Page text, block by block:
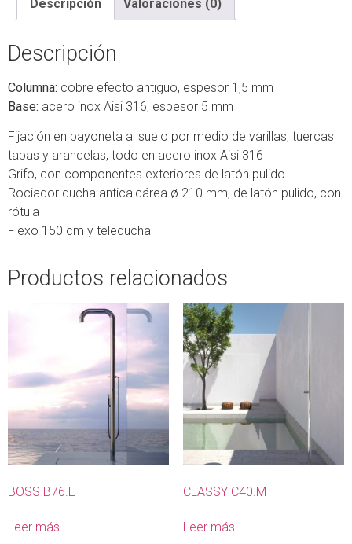
Descripción Valoraciones (0)
Descripción
Columna: cobre efecto antiguo, espesor 1,5 mm
Base: acero inox Aisi 316, espesor 5 mm
Fijación en bayoneta al suelo por medio de varillas, tuercas
tapas y arandelas, todo en acero inox Aisi 316
Grifo, con componentes exteriores de latón pulido
Rociador ducha anticalcárea ø 210 mm, de latón pulido, con
rótula
Flexo 150 cm y teleducha
Productos relacionados
BOSS B76.E
Leer más
CLASSY C40.M
Leer más